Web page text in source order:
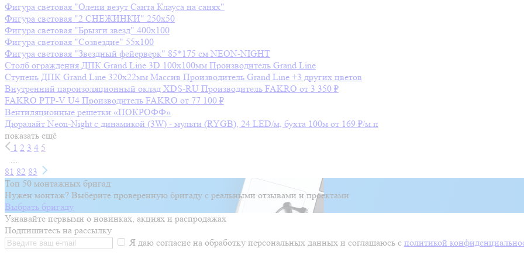
Фигура световая "Олени везут Санта Клауса на санях"
Фигура световая "2 СНЕЖИНКИ" 250х50
Фигура световая "Брызги звезд" 400х100
Фигура световая "Созвездие" 55х100
Фигура световая "Звездный фейерверк" 85*175 см NEON-NIGHT
Столб ограждения ДПК Grand Line 3D 100х100мм Производитель Grand Line
Ступень ДПК Grand Line 320х22мм Массив Производитель Grand Line +3 других цветов
Внутренний пароизоляционный оклад XDS-RU Производитель FAKRO от 3 350 ₽
FAKRO PTP-V U4 Производитель FAKRO от 77 100 ₽
Вентиляционные решетки «ПОКРОФФ»
Дюралайт Neon-Night с динамикой (3W) - мульти (RYGB), 24 LED/м, бухта 100м от 169 ₽/м.п
показать ещё
1 2 3 4 5
...
81 82 83
Топ 50 монтажных бригад
Нужен монтаж? Выберите проверенную бригаду с реальными отзывами и проектами
Выбрать бригаду
Узнавайте первыми о новинках, акциях и распродажах
Подпишитесь на рассылку
Я даю согласие на обработку персональных данных и соглашаюсь с политикой